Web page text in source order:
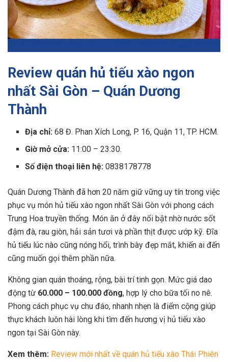
Review quán hủ tiếu xào ngon
nhất Sài Gòn – Quán Dương
Thành
Địa chỉ: 68 Đ. Phan Xích Long, P. 16, Quận 11, TP. HCM.
Giờ mở cửa: 11:00 – 23:30.
Số điện thoại liên hệ: 0838178778
Quán Dương Thành đã hơn 20 năm giữ vững uy tín trong việc
phục vụ món hủ tiếu xào ngon nhất Sài Gòn với phong cách
Trung Hoa truyền thống. Món ăn ở đây nổi bật nhờ nước sốt
đậm đà, rau giòn, hải sản tươi và phần thịt được ướp kỹ. Đĩa
hủ tiếu lúc nào cũng nóng hổi, trình bày đẹp mắt, khiến ai đến
cũng muốn gọi thêm phần nữa.
Không gian quán thoáng, rộng, bài trí tinh gọn. Mức giá dao
động từ 60.000 – 100.000 đồng, hợp lý cho bữa tối no nê.
Phong cách phục vụ chu đáo, nhanh nhẹn là điểm cộng giúp
thực khách luôn hài lòng khi tìm đến hương vị hủ tiếu xào
ngon tại Sài Gòn này.
Xem thêm: Review mới nhất về quán hủ tiếu xào Thái Phiên